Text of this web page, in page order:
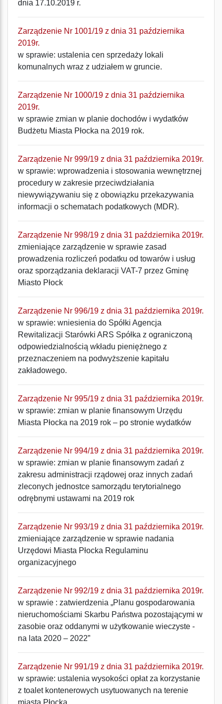
dnia 17.10.2019 r.
Zarządzenie Nr 1001/19 z dnia 31 października
2019r.
w sprawie: ustalenia cen sprzedaży lokali
komunalnych wraz z udziałem w gruncie.
Zarządzenie Nr 1000/19 z dnia 31 października
2019r.
w sprawie zmian w planie dochodów i wydatków
Budżetu Miasta Płocka na 2019 rok.
Zarządzenie Nr 999/19 z dnia 31 października 2019r.
w sprawie: wprowadzenia i stosowania wewnętrznej
procedury w zakresie przeciwdziałania
niewywiązywaniu się z obowiązku przekazywania
informacji o schematach podatkowych (MDR).
Zarządzenie Nr 998/19 z dnia 31 października 2019r.
zmieniające zarządzenie w sprawie zasad
prowadzenia rozliczeń podatku od towarów i usług
oraz sporządzania deklaracji VAT-7 przez Gminę
Miasto Płock
Zarządzenie Nr 996/19 z dnia 31 października 2019r.
w sprawie: wniesienia do Spółki Agencja
Rewitalizacji Starówki ARS Spółka z ograniczoną
odpowiedzialnością wkładu pieniężnego z
przeznaczeniem na podwyższenie kapitału
zakładowego.
Zarządzenie Nr 995/19 z dnia 31 października 2019r.
w sprawie: zmian w planie finansowym Urzędu
Miasta Płocka na 2019 rok – po stronie wydatków
Zarządzenie Nr 994/19 z dnia 31 października 2019r.
w sprawie: zmian w planie finansowym zadań z
zakresu administracji rządowej oraz innych zadań
zleconych jednostce samorządu terytorialnego
odrębnymi ustawami na 2019 rok
Zarządzenie Nr 993/19 z dnia 31 października 2019r.
zmieniające zarządzenie w sprawie nadania
Urzędowi Miasta Płocka Regulaminu
organizacyjnego
Zarządzenie Nr 992/19 z dnia 31 października 2019r.
w sprawie : zatwierdzenia „Planu gospodarowania
nieruchomościami Skarbu Państwa pozostającymi w
zasobie oraz oddanymi w użytkowanie wieczyste -
na lata 2020 – 2022”
Zarządzenie Nr 991/19 z dnia 31 października 2019r.
w sprawie: ustalenia wysokości opłat za korzystanie
z toalet kontenerowych usytuowanych na terenie
miasta Płocka.